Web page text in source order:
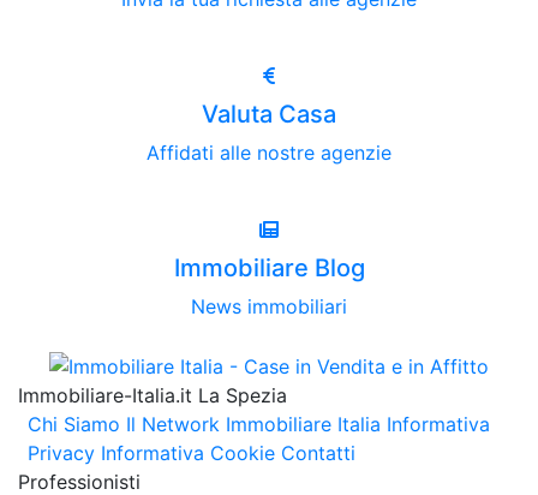
Valuta Casa
Affidati alle nostre agenzie
Immobiliare Blog
News immobiliari
Immobiliare-Italia.it La Spezia
Chi Siamo Il Network Immobiliare Italia Informativa
Privacy Informativa Cookie Contatti
Professionisti